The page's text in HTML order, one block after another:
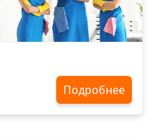
Подробнее